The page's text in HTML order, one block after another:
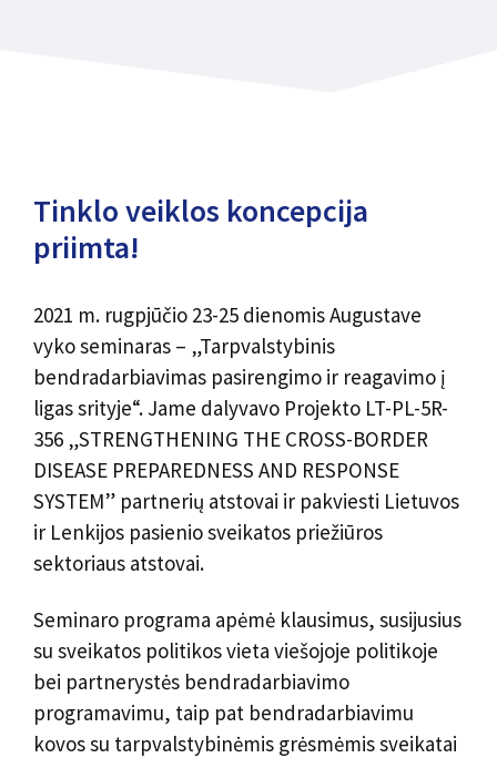
Tinklo veiklos koncepcija
priimta!
2021 m. rugpjūčio 23-25 ​​dienomis Augustave
vyko seminaras – „Tarpvalstybinis
bendradarbiavimas pasirengimo ir reagavimo į
ligas srityje“. Jame dalyvavo Projekto LT-PL-5R-
356 „STRENGTHENING THE CROSS-BORDER
DISEASE PREPAREDNESS AND RESPONSE
SYSTEM” partnerių atstovai ir pakviesti Lietuvos
ir Lenkijos pasienio sveikatos priežiūros
sektoriaus atstovai.
Seminaro programa apėmė klausimus, susijusius
su sveikatos politikos vieta viešojoje politikoje
bei partnerystės bendradarbiavimo
programavimu, taip pat bendradarbiavimu
kovos su tarpvalstybinėmis grėsmėmis sveikatai